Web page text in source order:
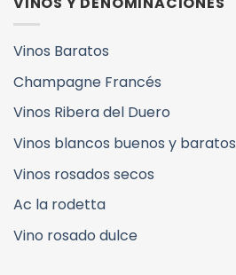
Vinos Baratos
Champagne Francés
Vinos Ribera del Duero
Vinos blancos buenos y baratos
Vinos rosados secos
Ac la rodetta
Vino rosado dulce